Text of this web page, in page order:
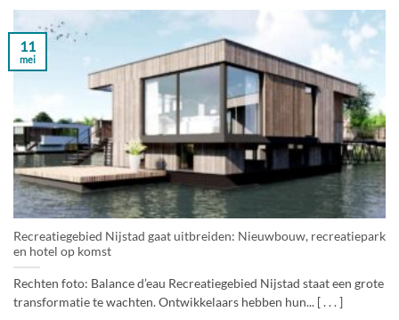
Recreatiegebied Nijstad gaat uitbreiden: Nieuwbouw, recreatiepark
en hotel op komst
Rechten foto: Balance d’eau Recreatiegebied Nijstad staat een grote
transformatie te wachten. Ontwikkelaars hebben hun... [ . . . ]
11
mei